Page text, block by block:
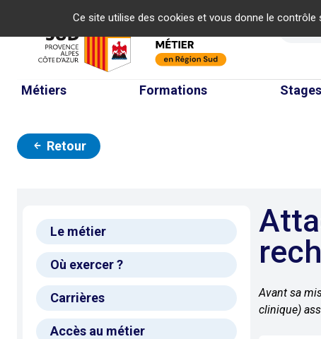
Ce site utilise des cookies et vous donne le
Métiers Formations Stages
Retour
Le métier
Où exercer ?
Carrières
Accès au métier
Attaché/e de
Avant sa
clinique)